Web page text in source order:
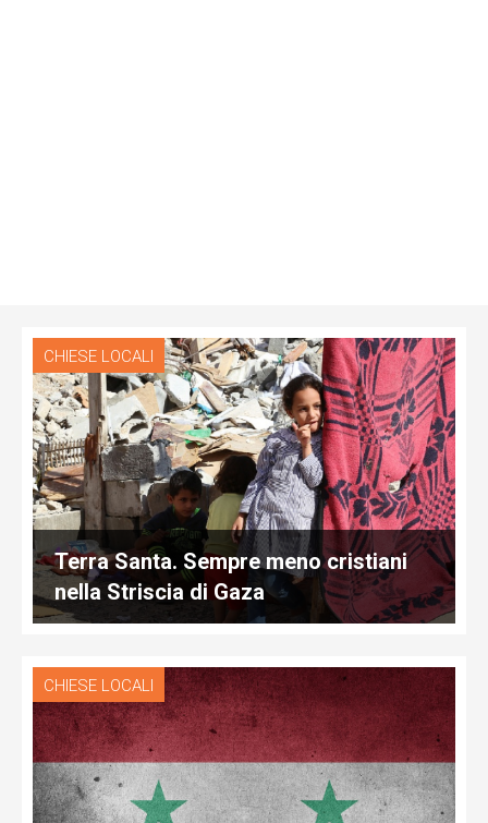
CHIESE LOCALI
Terra Santa. Sempre meno cristiani
nella Striscia di Gaza
CHIESE LOCALI